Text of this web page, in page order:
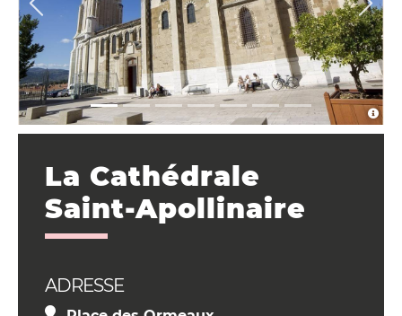
La Cathédrale
Saint-Apollinaire
ADRESSE